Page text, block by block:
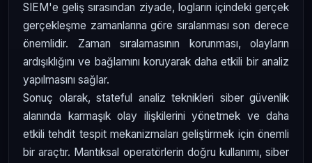
SIEM'e geliş sırasından ziyade, logların içindeki gerçek
gerçekleşme zamanlarına göre sıralanması son derece
önemlidir. Zaman sıralamasının korunması, olayların
ardışıklığını ve bağlamını koruyarak daha etkili bir analiz
yapılmasını sağlar.
Sonuç olarak, stateful analiz teknikleri siber güvenlik
alanında karmaşık olay ilişkilerini yönetmek ve daha
etkili tehdit tespit mekanizmaları geliştirmek için önemli
bir araçtır. Mantıksal operatörlerin doğru kullanımı, siber